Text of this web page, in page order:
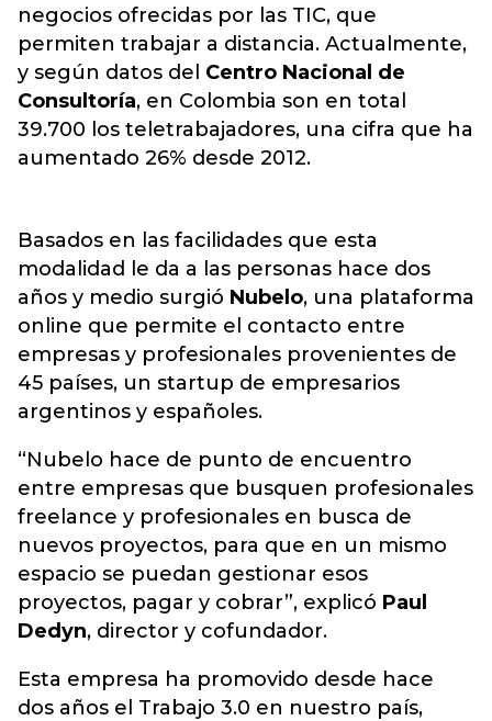
negocios ofrecidas por las TIC, que
permiten trabajar a distancia. Actualmente,
y según datos del Centro Nacional de
Consultoría, en Colombia son en total
39.700 los teletrabajadores, una cifra que ha
aumentado 26% desde 2012.
Basados en las facilidades que esta
modalidad le da a las personas hace dos
años y medio surgió Nubelo, una plataforma
online que permite el contacto entre
empresas y profesionales provenientes de
45 países, un startup de empresarios
argentinos y españoles.
“Nubelo hace de punto de encuentro
entre empresas que busquen profesionales
freelance y profesionales en busca de
nuevos proyectos, para que en un mismo
espacio se puedan gestionar esos
proyectos, pagar y cobrar”, explicó Paul
Dedyn, director y cofundador.
Esta empresa ha promovido desde hace
dos años el Trabajo 3.0 en nuestro país,